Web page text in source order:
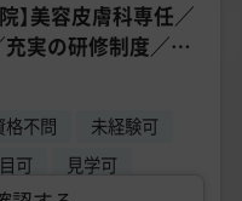
】美容皮膚科専任／
実の研修制度／高
格不問
未経験可
可 見学可